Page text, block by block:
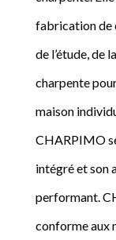
fabrication de
de l’étude, de
charpente
maison
CHARPIMO
intégré et son
performant.
conforme aux